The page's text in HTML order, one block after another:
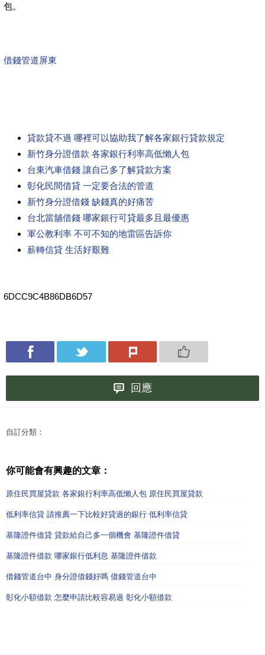
包。
借錢管道屏東
貸款貸不過 哪裡可以協助我了解各家銀行貸款規定
新竹身分證借款 各家銀行利率高低懶人包
台東汽車借錢 讓自己多了解貸款方案
彰化民間借貸 一定要合法的管道
新竹身分證借錢 缺錢真的好痛苦
台北當舖借錢 哪家銀行可貸最多且最優惠
軍公教利率 不可不知的地雷區告訴你
薪轉信貸 生活好艱難
6DCC9C4B86DB6D57
回應
自訂分類：
你可能會有興趣的文章：
原住民買屋貸款 各家銀行利率高低懶人包 原住民買屋貸款
低利率信貸 請推薦一下比較好貸過的銀行 低利率信貸
基隆證件借貸 貸款給自己多一個機會 基隆證件借貸
基隆證件借款 哪家銀行低利息 基隆證件借款
借錢管道台中 身分證借錢好嗎 借錢管道台中
彰化小額借款 怎麼申請比較容易過 彰化小額借款